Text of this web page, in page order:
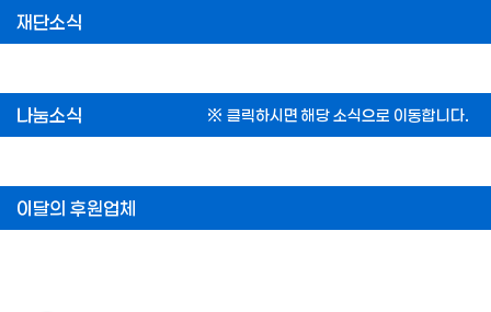
재단소식
나눔소식 ※ 클릭하시면 해당 소식으로 이동합니다.
이달의 후원업체